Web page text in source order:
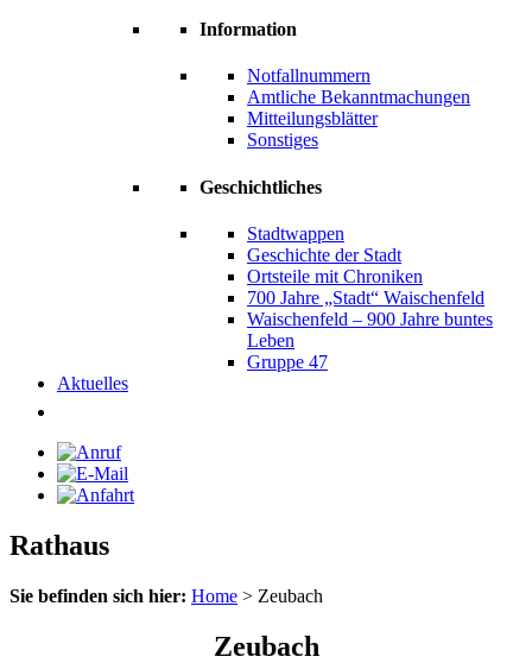
Information
Notfallnummern
Amtliche Bekanntmachungen
Mitteilungsblätter
Sonstiges
Geschichtliches
Stadtwappen
Geschichte der Stadt
Ortsteile mit Chroniken
700 Jahre „Stadt“ Waischenfeld
Waischenfeld – 900 Jahre buntes
Leben
Gruppe 47
Aktuelles
Rathaus
Sie befinden sich hier: Home > Zeubach
Zeubach